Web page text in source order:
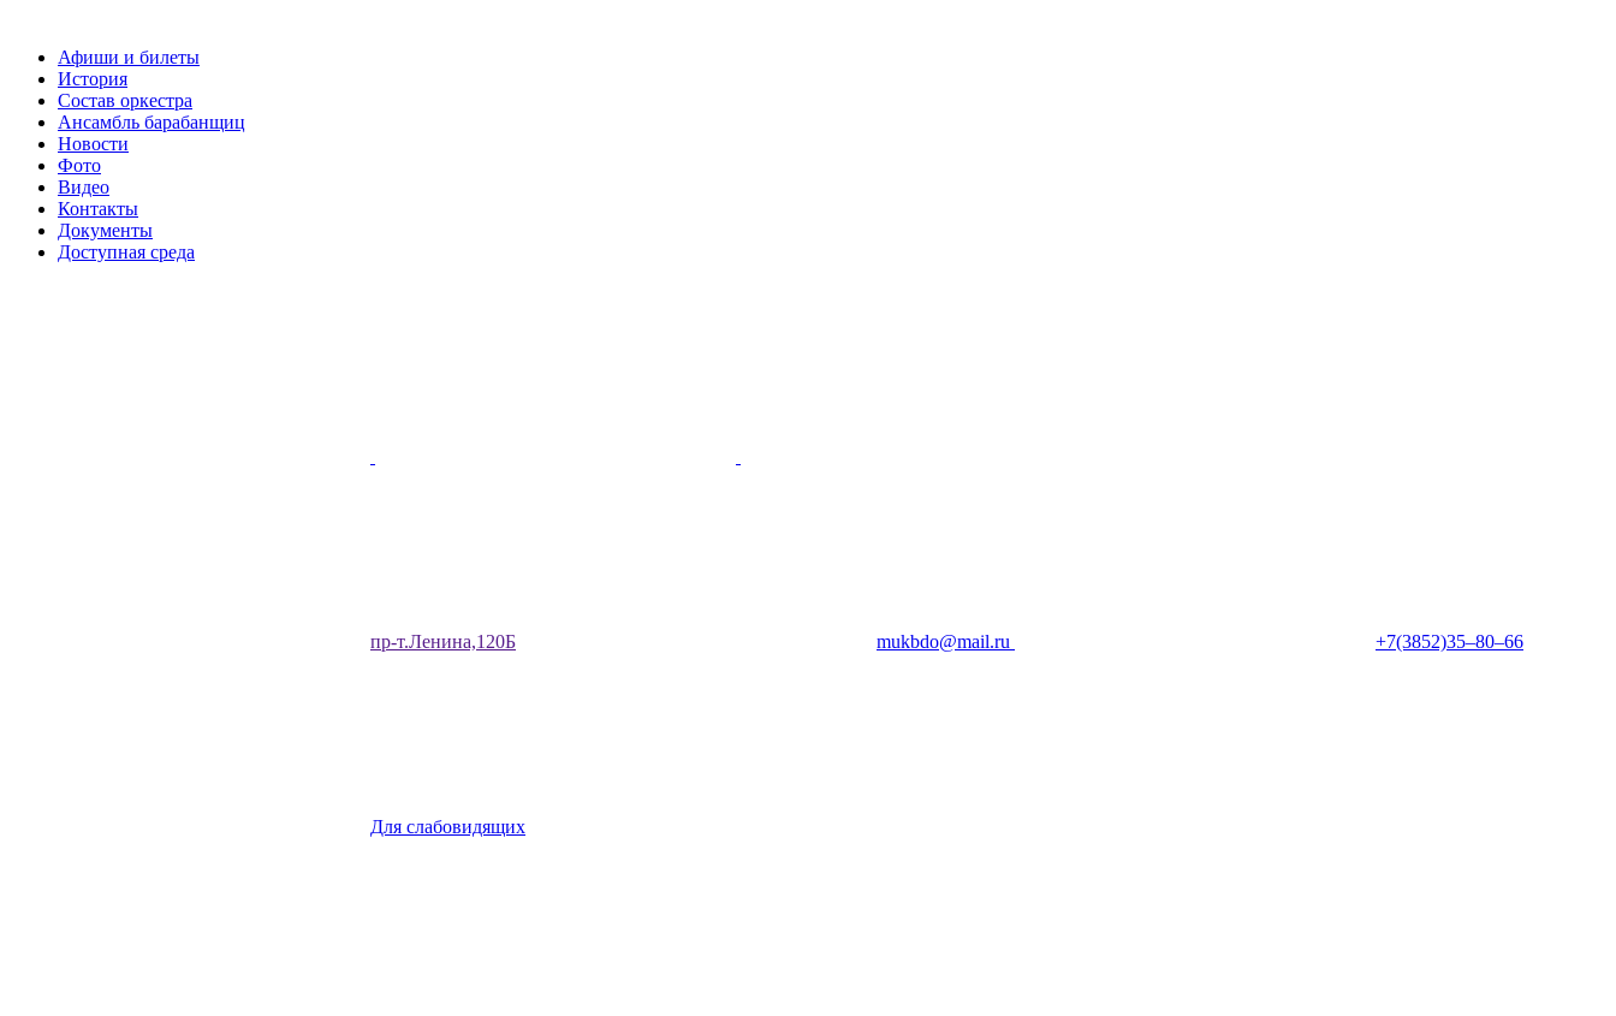
Афиши и билеты
История
Состав оркестра
Ансамбль барабанщиц
Новости
Фото
Видео
Контакты
Документы
Доступная среда
​пр-т.Ленина,120Б​ mukbdo@mail.ru +7(3852)35‒80‒66
Для слабовидящих